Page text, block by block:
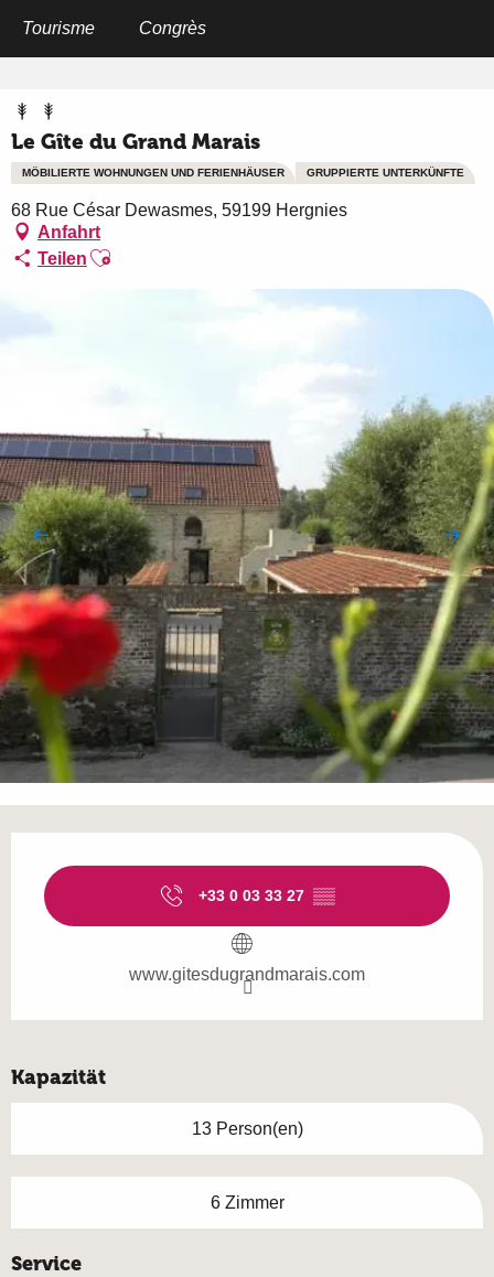
Tourisme Congrès
Le Gîte du Grand Marais
MÖBILIERTE WOHNUNGEN UND FERIENHÄUSER GRUPPIERTE UNTERKÜNFTE
68 Rue César Dewasmes, 59199 Hergnies
Anfahrt
Teilen Ajouter aux favoris
+33 0 03 33 27 ▒▒
www.gitesdugrandmarais.com
Kapazität
13 Person(en)
6 Zimmer
Service